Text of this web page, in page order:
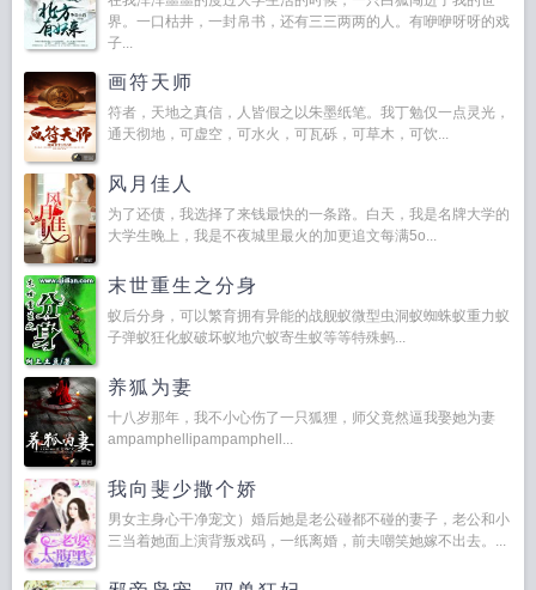
界。一口枯井，一封帛书，还有三三两两的人。有咿咿呀呀的戏
子...
画符天师
符者，天地之真信，人皆假之以朱墨纸笔。我丁勉仅一点灵光，
通天彻地，可虚空，可水火，可瓦砾，可草木，可饮...
风月佳人
为了还债，我选择了来钱最快的一条路。白天，我是名牌大学的
大学生晚上，我是不夜城里最火的加更追文每满5o...
末世重生之分身
蚁后分身，可以繁育拥有异能的战舰蚁微型虫洞蚁蜘蛛蚁重力蚁
子弹蚁狂化蚁破坏蚁地穴蚁寄生蚁等等特殊蚂...
养狐为妻
十八岁那年，我不小心伤了一只狐狸，师父竟然逼我娶她为妻
ampamphellipampamphell...
我向斐少撒个娇
男女主身心干净宠文）婚后她是老公碰都不碰的妻子，老公和小
三当着她面上演背叛戏码，一纸离婚，前夫嘲笑她嫁不出去。...